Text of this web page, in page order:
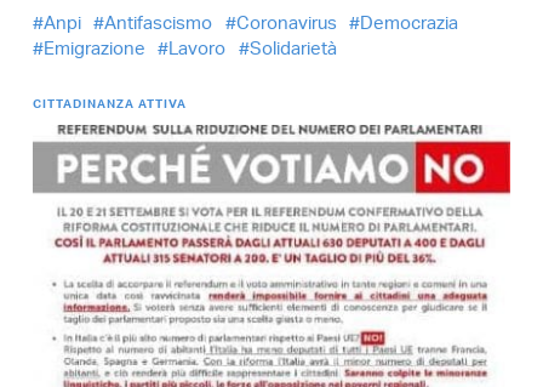
Anpi
Antifascismo Coronavirus
Democrazia
Emigrazione
Lavoro Solidarietà
CITTADINANZA ATTIVA